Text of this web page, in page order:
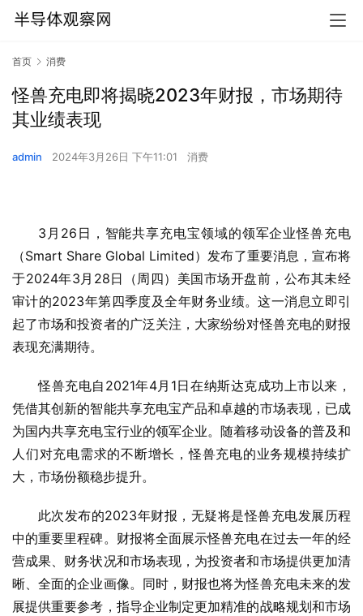
首页 消费
怪兽充电即将揭晓2023年财报，市场期待
其业绩表现
admin 2024年3月26日 下午11:01 消费
3月26日，智能共享充电宝领域的领军企业怪兽充电
（Smart Share Global Limited）发布了重要消息，宣布将
于2024年3月28日（周四）美国市场开盘前，公布其未经
审计的2023年第四季度及全年财务业绩。这一消息立即引
起了市场和投资者的广泛关注，大家纷纷对怪兽充电的财报
表现充满期待。
怪兽充电自2021年4月1日在纳斯达克成功上市以来，
凭借其创新的智能共享充电宝产品和卓越的市场表现，已成
为国内共享充电宝行业的领军企业。随着移动设备的普及和
人们对充电需求的不断增长，怪兽充电的业务规模持续扩
大，市场份额稳步提升。
此次发布的2023年财报，无疑将是怪兽充电发展历程
中的重要里程碑。财报将全面展示怪兽充电在过去一年的经
营成果、财务状况和市场表现，为投资者和市场提供更加清
晰、全面的企业画像。同时，财报也将为怪兽充电未来的发
展提供重要参考，指导企业制定更加精准的战略规划和市场